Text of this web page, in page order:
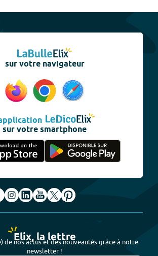
sur votre navigateur
sur votre smartphone
Elix, la lettre
de nos actus et des nouveautés grâce à notre
newsletter !